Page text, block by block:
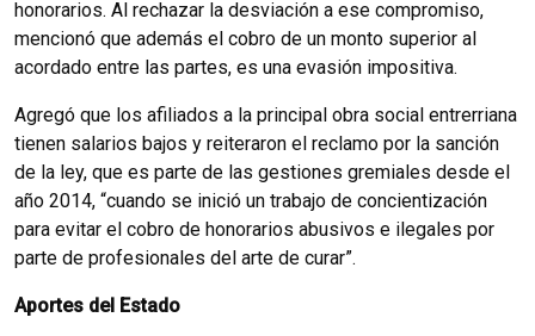
honorarios. Al rechazar la desviación a ese compromiso,
mencionó que además el cobro de un monto superior al
acordado entre las partes, es una evasión impositiva.
Agregó que los afiliados a la principal obra social entrerriana
tienen salarios bajos y reiteraron el reclamo por la sanción
de la ley, que es parte de las gestiones gremiales desde el
año 2014, “cuando se inició un trabajo de concientización
para evitar el cobro de honorarios abusivos e ilegales por
parte de profesionales del arte de curar”.
Aportes del Estado